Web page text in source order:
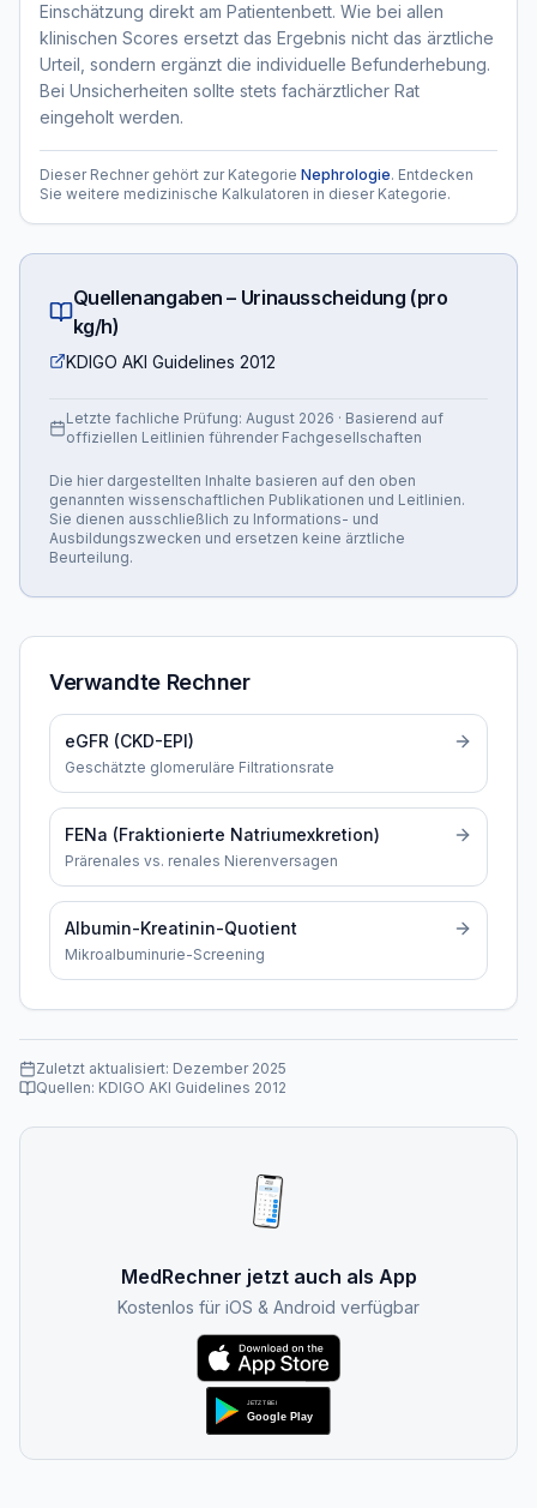
Einschätzung direkt am Patientenbett. Wie bei allen
klinischen Scores ersetzt das Ergebnis nicht das ärztliche
Urteil, sondern ergänzt die individuelle Befunderhebung.
Bei Unsicherheiten sollte stets fachärztlicher Rat
eingeholt werden.
Dieser Rechner gehört zur Kategorie Nephrologie. Entdecken
Sie weitere medizinische Kalkulatoren in dieser Kategorie.
Quellenangaben – Urinausscheidung (pro
kg/h)
KDIGO AKI Guidelines 2012
Letzte fachliche Prüfung: August 2026 · Basierend auf
offiziellen Leitlinien führender Fachgesellschaften
Die hier dargestellten Inhalte basieren auf den oben
genannten wissenschaftlichen Publikationen und Leitlinien.
Sie dienen ausschließlich zu Informations- und
Ausbildungszwecken und ersetzen keine ärztliche
Beurteilung.
Verwandte Rechner
eGFR (CKD-EPI)
Geschätzte glomeruläre Filtrationsrate
FENa (Fraktionierte Natriumexkretion)
Prärenales vs. renales Nierenversagen
Albumin-Kreatinin-Quotient
Mikroalbuminurie-Screening
Zuletzt aktualisiert: Dezember 2025
Quellen: KDIGO AKI Guidelines 2012
MedRechner jetzt auch als App
Kostenlos für iOS & Android verfügbar